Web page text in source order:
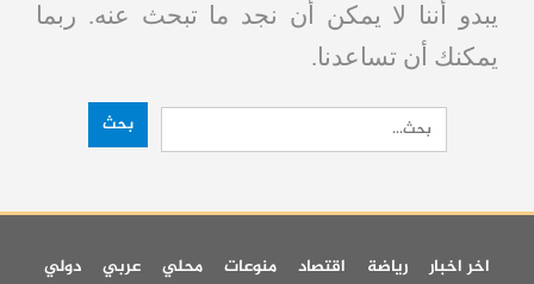
يبدو أننا لا يمكن أن نجد ما تبحث عنه. ربما
يمكنك أن تساعدنا.
اخر اخبار رياضة اقتصاد منوعات محلي عربي
دولي